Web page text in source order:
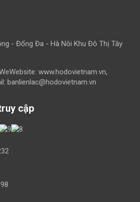
- Đống Đa - Hà Nôi Khu Đô Thị Tây
www.hodovietnam.vn,
banlienlac@hodovietnam.vn
cập